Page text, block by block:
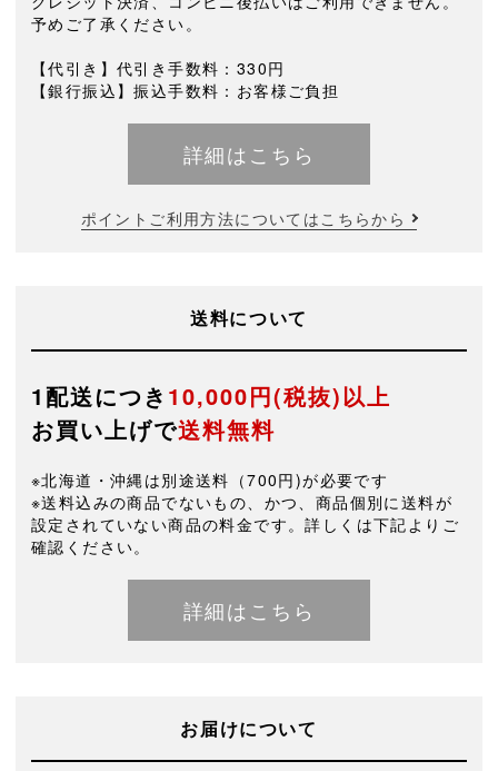
予めご了承ください。
【代引き】代引き手数料：330円
【銀行振込】振込手数料：お客様ご負担
詳細はこちら
ポイントご利用方法についてはこちらから
送料について
1配送につき 10,000円(税抜)以上
お買い上げで送料無料
※北海道・沖縄は別途送料（700円)が必要です
※送料込みの商品でないもの、かつ、商品個別に送料が
設定されていない商品の料金です。詳しくは下記よりご
確認ください。
詳細はこちら
お届けについて